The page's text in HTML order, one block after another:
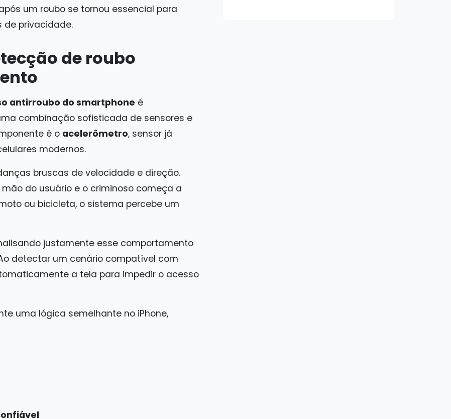
um roubo se tornou essencial para
de privacidade.
de roubo
antirroubo do smartphone é
combinação sofisticada de sensores e
é o acelerômetro, sensor já
modernos.
bruscas de velocidade e direção.
do usuário e o criminoso começa a
ou bicicleta, o sistema percebe um
justamente esse comportamento
detectar um cenário compatível com
a tela para impedir o acesso
uma lógica semelhante no iPhone,